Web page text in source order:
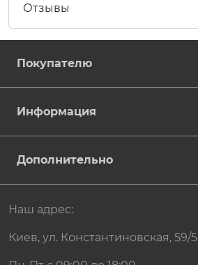
Отзывы
Покупателю
Информация
Дополнительно
Наш адрес:
Киев, ул. Константиновская, 59/5